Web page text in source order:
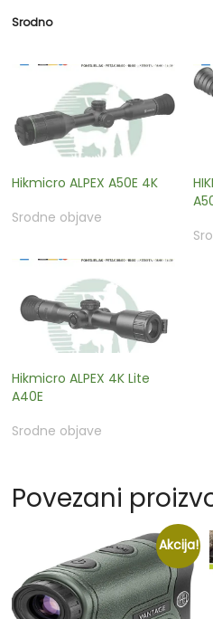
Srodno
Hikmicro ALPEX A50E 4K
Srodne objave
Hikmicro ALPEX 4K Lite
A40E
Srodne objave
Povezani
Akcija!